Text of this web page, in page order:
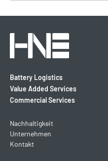
Battery Logistics
Value Added Services
Commercial Services
Nachhaltigkeit
Unternehmen
Kontakt